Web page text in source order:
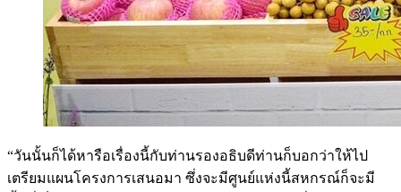
“วันนั้นก็ได้หารือเรื่องนี้กับท่านรองอธิบดีท่านก็บอกว่าให้ไป
เตรียมแผนโครงการเสนอมา ซึ่งจะมีศูนย์แห่งนี้สหกรณ์ก็จะมี